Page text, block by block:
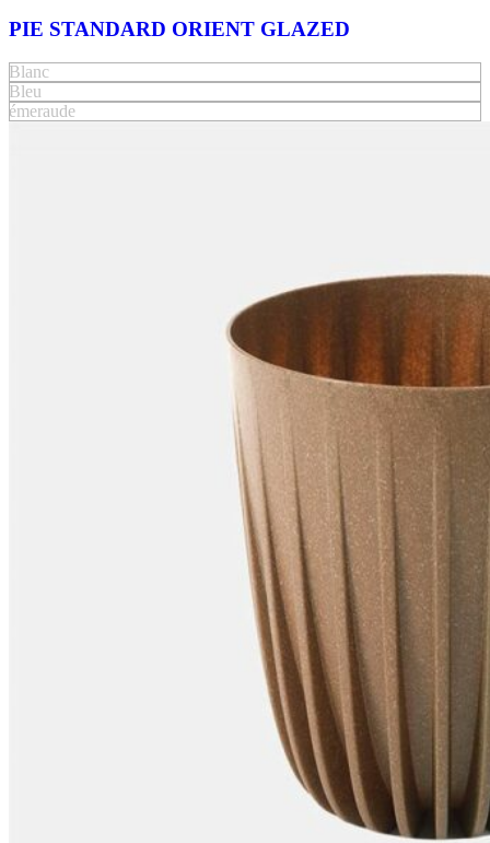
PIE STANDARD ORIENT GLAZED
Blanc
Bleu
émeraude